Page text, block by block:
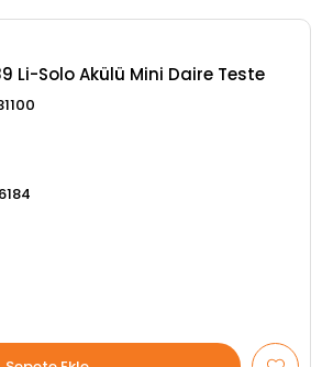
Li-Solo Akülü Mini Daire Teste